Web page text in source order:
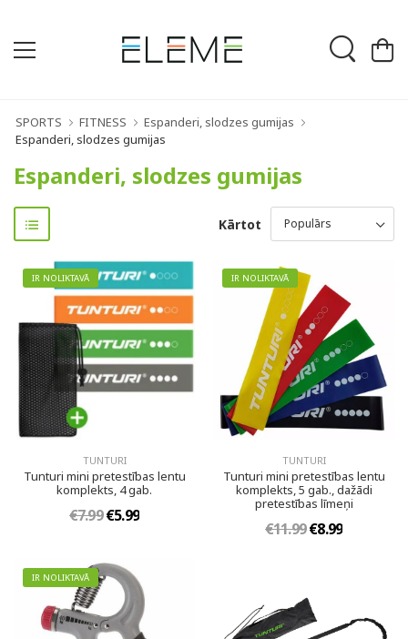
SPORTS FITNESS
Espanderi, slodzes gumijas
Espanderi, slodzes gumijas
Espanderi, slodzes gumijas
Kārtot
IR NOLIKTAVĀ
TUNTURI
Tunturi mini pretestības lentu
komplekts, 4 gab.
€7.99€5.99
IR NOLIKTAVĀ
TUNTURI
Tunturi mini pretestības lentu
komplekts, 5 gab., dažādi
pretestības līmeņi
€11.99€8.99
IR NOLIKTAVĀ